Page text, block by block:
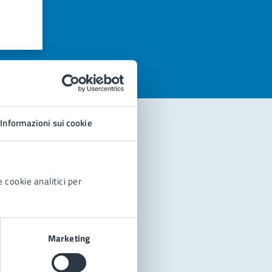
Informazioni sui cookie
cookie analitici per
Marketing